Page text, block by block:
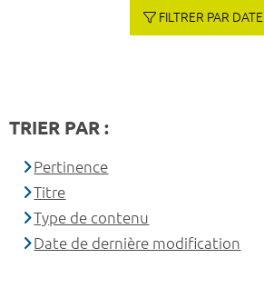
FILTRER PAR DATE
TRIER PAR :
Pertinence
Titre
Type de contenu
Date de dernière modification